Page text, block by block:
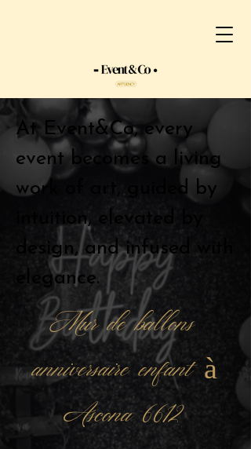
At Event&Co, every
event becomes a living
work of art, guided by
intuition, elevated by
design, and infused with
elegance.
Mur de ballons
anniversaire enfant à
Ascona 6612